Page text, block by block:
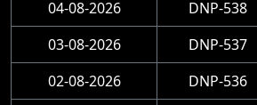
04-08-2026
DNP-538
03-08-2026
DNP-537
02-08-2026
DNP-536